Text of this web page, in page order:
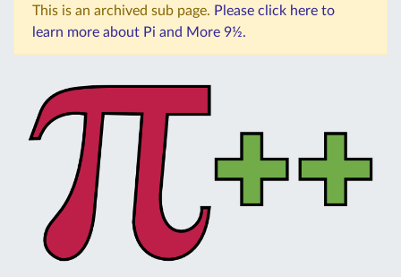
This is an archived sub page. Please click here to
learn more about Pi and More 9½.